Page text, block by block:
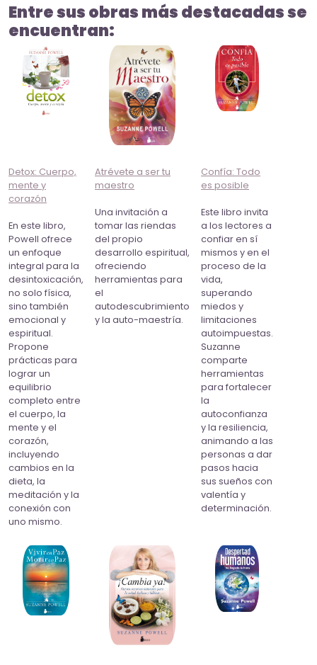
Entre sus obras más destacadas se
encuentran:
Detox: Cuerpo,
mente y
corazón
En este libro,
Powell ofrece
un enfoque
integral para la
desintoxicación,
no solo física,
sino también
emocional y
espiritual.
Propone
prácticas para
lograr un
equilibrio
completo entre
el cuerpo, la
mente y el
corazón,
incluyendo
cambios en la
dieta, la
meditación y la
conexión con
uno mismo.
Atrévete a ser tu
maestro
Una invitación a
tomar las riendas
del propio
desarrollo espiritual,
ofreciendo
herramientas para
el
autodescubrimiento
y la auto-maestría.
Confía: Todo
es posible
Este libro invita
a los lectores a
confiar en sí
mismos y en el
proceso de la
vida,
superando
miedos y
limitaciones
autoimpuestas.
Suzanne
comparte
herramientas
para fortalecer
la
autoconfianza
y la resiliencia,
animando a las
personas a dar
pasos hacia
sus sueños con
valentía y
determinación.